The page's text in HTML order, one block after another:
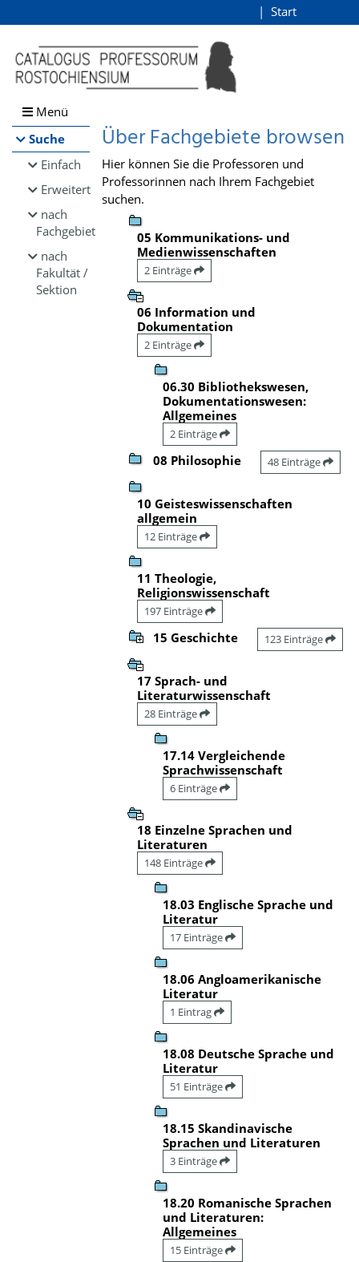
Browsen
direkt zum Inhalt
Start
Menü
Suche
Einfach
Erweitert
nach
Fachgebiet
nach
Fakultät /
Sektion
Über Fachgebiete browsen
Hier können Sie die Professoren und
Professorinnen nach Ihrem Fachgebiet
suchen.
05 Kommunikations- und
Medienwissenschaften
2 Einträge
06 Information und
Dokumentation
2 Einträge
06.30 Bibliothekswesen,
Dokumentationswesen:
Allgemeines
2 Einträge
08 Philosophie 48 Einträge
10 Geisteswissenschaften
allgemein
12 Einträge
11 Theologie,
Religionswissenschaft
197 Einträge
15 Geschichte 123 Einträge
17 Sprach- und
Literaturwissenschaft
28 Einträge
17.14 Vergleichende
Sprachwissenschaft
6 Einträge
18 Einzelne Sprachen und
Literaturen
148 Einträge
18.03 Englische Sprache und
Literatur
17 Einträge
18.06 Angloamerikanische
Literatur
1 Eintrag
18.08 Deutsche Sprache und
Literatur
51 Einträge
18.15 Skandinavische
Sprachen und Literaturen
3 Einträge
18.20 Romanische Sprachen
und Literaturen:
Allgemeines
15 Einträge